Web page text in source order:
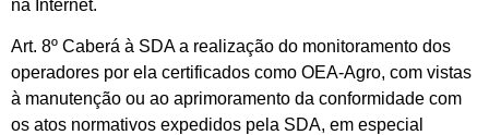
na Internet.
Art. 8º Caberá à SDA a realização do monitoramento dos
operadores por ela certificados como OEA-Agro, com vistas
à manutenção ou ao aprimoramento da conformidade com
os atos normativos expedidos pela SDA, em especial